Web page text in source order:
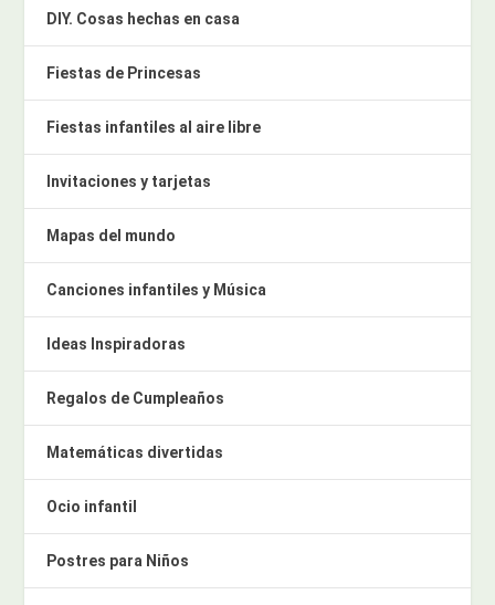
DIY. Cosas hechas en casa
Fiestas de Princesas
Fiestas infantiles al aire libre
Invitaciones y tarjetas
Mapas del mundo
Canciones infantiles y Música
Ideas Inspiradoras
Regalos de Cumpleaños
Matemáticas divertidas
Ocio infantil
Postres para Niños